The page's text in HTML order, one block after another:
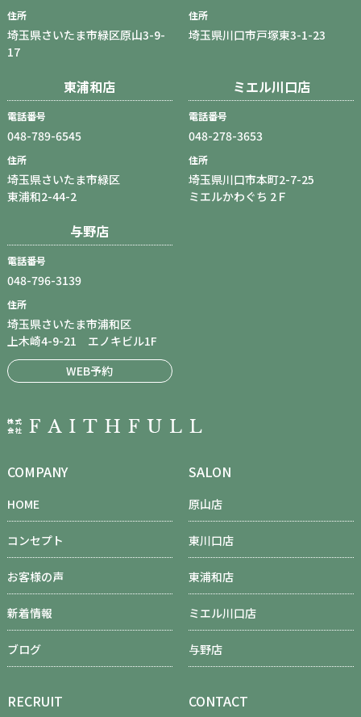
住所
埼玉県さいたま市緑区原山3-9-
17
住所
埼玉県川口市戸塚東3-1-23
東浦和店
電話番号
048-789-6545
住所
埼玉県さいたま市緑区
東浦和2-44-2
ミエル川口店
電話番号
048-278-3653
住所
埼玉県川口市本町2-7-25
ミエルかわぐち 2Ｆ
与野店
電話番号
048-796-3139
住所
埼玉県さいたま市浦和区
上木崎4-9-21 エノキビル1F
WEB予約
COMPANY
HOME
コンセプト
お客様の声
新着情報
ブログ
SALON
原山店
東川口店
東浦和店
ミエル川口店
与野店
RECRUIT CONTACT